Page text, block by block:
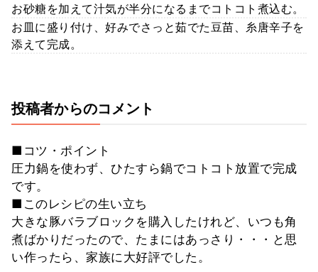
お砂糖を加えて汁気が半分になるまでコトコト煮込む。
お皿に盛り付け、好みでさっと茹でた豆苗、糸唐辛子を
添えて完成。
投稿者からのコメント
■コツ・ポイント
圧力鍋を使わず、ひたすら鍋でコトコト放置で完成
です。
■このレシピの生い立ち
大きな豚バラブロックを購入したけれど、いつも角
煮ばかりだったので、たまにはあっさり・・・と思
い作ったら、家族に大好評でした。